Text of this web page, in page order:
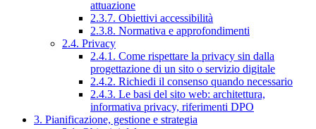
attuazione
2.3.7. Obiettivi accessibilità
2.3.8. Normativa e approfondimenti
2.4. Privacy
2.4.1. Come rispettare la privacy sin dalla
progettazione di un sito o servizio digitale
2.4.2. Richiedi il consenso quando necessario
2.4.3. Le basi del sito web: architettura,
informativa privacy, riferimenti DPO
3. Pianificazione, gestione e strategia